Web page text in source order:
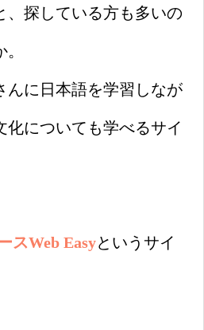
探している方も多いの
んに日本語を学習しなが
化についても学べるサイ
スWeb Easyというサイ